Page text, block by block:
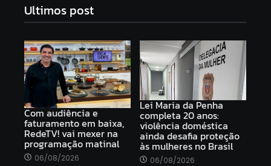
Ultimos post
Com audiência e
faturamento em baixa,
RedeTV! vai mexer na
programação matinal
06/08/2026
Lei Maria da Penha
completa 20 anos:
violência doméstica
ainda desafia proteção
às mulheres no Brasil
06/08/2026